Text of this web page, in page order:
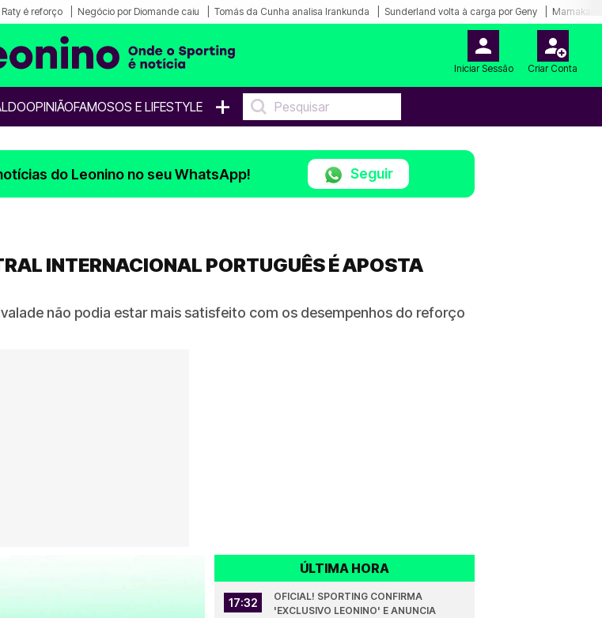
Raty é reforço Negócio por Diomande caiu Tomás da Cunha analisa Irankunda Sunderland volta à carga por Geny
Iniciar Sessão Criar Conta
OPINIÃOFAMOSOS E LIFESTYLE +
do Leonino no seu WhatsApp! Seguir
INTERNACIONAL PORTUGUÊS É APOSTA
não podia estar mais satisfeito com os desempenhos do reforço
ÚLTIMA HORA
17:32
OFICIAL! SPORTING CONFIRMA
'EXCLUSIVO LEONINO' E ANUNCIA